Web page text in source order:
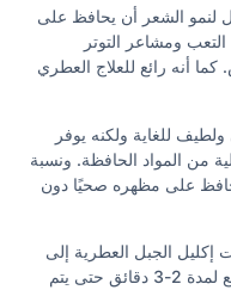
لنمو الشعر أن يحافظ على
ومشاعر التوتر
أنه رائع للعلاج العطري
للغاية ولكنه يوفر
من المواد الحافظة. ونسبة
على مظهره صحيًا دون
الجبل العطرية إلى
فروة الرأس والشعر، وقم بالتدليك بالأصابع لمدة 2-3 دقائق حتى يتم